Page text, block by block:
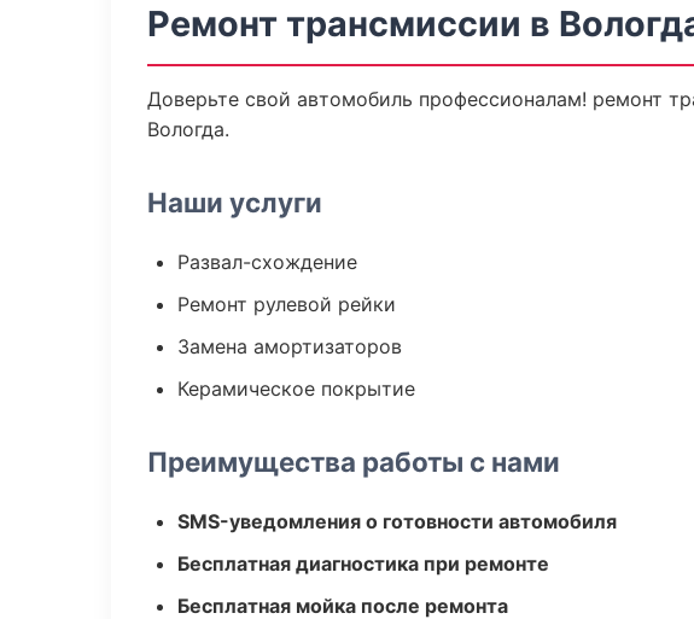
Ремонт трансмиссии в
Доверьте свой автомобиль профессионалам! ремонт
Вологда.
Наши услуги
Развал-схождение
Ремонт рулевой рейки
Замена амортизаторов
Керамическое покрытие
Преимущества работы с нами
SMS-уведомления о готовности автомобиля
Бесплатная диагностика при ремонте
Бесплатная мойка после ремонта